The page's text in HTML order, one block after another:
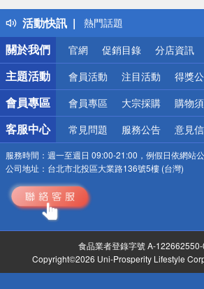
活動快訊
得獎公告
熱門話題
銀行優惠
偏遠地區配送
詐騙網頁！請小心！
關於我們
官網 促銷目錄 分店資訊
主題活動 會員活動 注目活動 得獎
會員專區 會員專區 大宗採購 購物
客服中心 常見問題 服務公告 意見
服務時間： 週一至週日 09:00-21:00，例假日依網站
公司地址： 台北市北投區大業路136號5樓 (台灣)
食品業者登錄字號 A-
Copyright©2026 Uni-Prosperity Lifestyle